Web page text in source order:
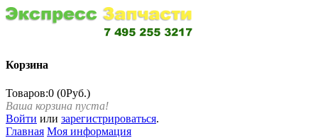
Корзина
Товаров:0 (0Руб.)
Ваша корзина пуста!
Войти или зарегистрироваться.
Главная Моя информация